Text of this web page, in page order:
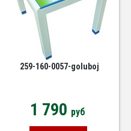
259-160-0057-goluboj
1 790 руб